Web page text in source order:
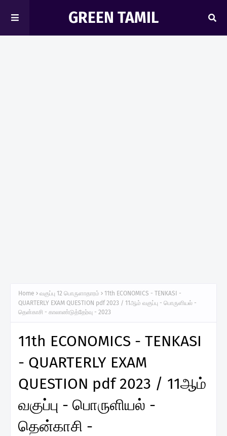
GREEN TAMIL
Home வகுப்பு 12 பொருளாதாரம்
11th ECONOMICS - TENKASI -
QUARTERLY EXAM QUESTION pdf 2023 / 11ஆம் வகுப்பு - பொருளியல் -
தென்காசி - காலாண்டுத்தேர்வு - 2023
11th ECONOMICS - TENKASI
- QUARTERLY EXAM
QUESTION pdf 2023 / 11ஆம்
வகுப்பு - பொருளியல் -
தென்காசி -